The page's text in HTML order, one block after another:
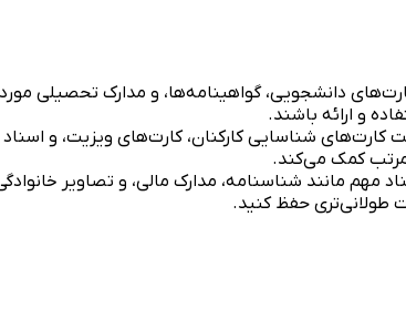
دانشجویی، گواهینامه‌ها، و مدارک تحصیلی مورد
و ارائه باشند.
کارت‌های شناسایی کارکنان، کارت‌های ویزیت، و
مرتب کمک می‌کند.
مهم مانند شناسنامه، مدارک مالی، و تصاویر
طولانی‌تری حفظ کنید.